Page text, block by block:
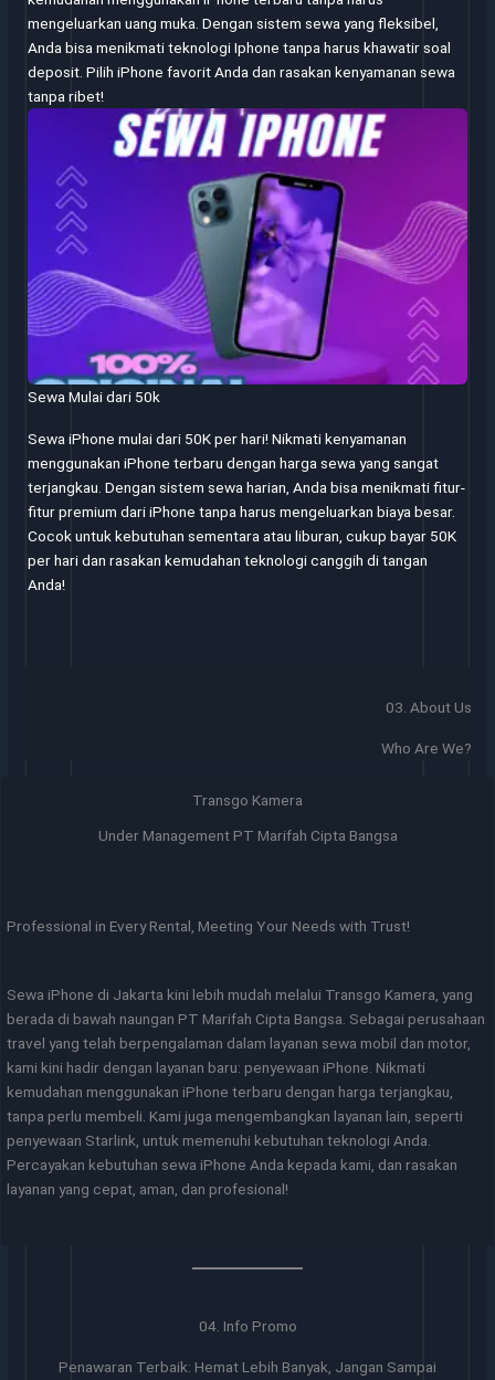
mengeluarkan uang muka. Dengan sistem sewa yang fleksibel,
Anda bisa menikmati teknologi Iphone tanpa harus khawatir soal
deposit. Pilih iPhone favorit Anda dan rasakan kenyamanan sewa
tanpa ribet!
Sewa Mulai dari 50k
Sewa iPhone mulai dari 50K per hari! Nikmati kenyamanan
menggunakan iPhone terbaru dengan harga sewa yang sangat
terjangkau. Dengan sistem sewa harian, Anda bisa menikmati fitur-
fitur premium dari iPhone tanpa harus mengeluarkan biaya besar.
Cocok untuk kebutuhan sementara atau liburan, cukup bayar 50K
per hari dan rasakan kemudahan teknologi canggih di tangan
Anda!
03. About Us
Who Are We?
Transgo Kamera
Under Management PT Marifah Cipta Bangsa
Professional in Every Rental, Meeting Your Needs with Trust!
Sewa iPhone di Jakarta kini lebih mudah melalui Transgo Kamera, yang
berada di bawah naungan PT Marifah Cipta Bangsa. Sebagai perusahaan
travel yang telah berpengalaman dalam layanan sewa mobil dan motor,
kami kini hadir dengan layanan baru: penyewaan iPhone. Nikmati
kemudahan menggunakan iPhone terbaru dengan harga terjangkau,
tanpa perlu membeli. Kami juga mengembangkan layanan lain, seperti
penyewaan Starlink, untuk memenuhi kebutuhan teknologi Anda.
Percayakan kebutuhan sewa iPhone Anda kepada kami, dan rasakan
layanan yang cepat, aman, dan profesional!
04. Info Promo
Penawaran Terbaik: Hemat Lebih Banyak, Jangan Sampai